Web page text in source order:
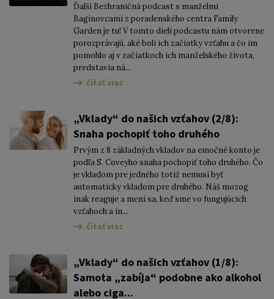
Ďalší Bezhraničná podcast s manželmi
Baginovcami z poradenského centra Family
Garden je tu! V tomto dieli podcastu nám otvorene
porozprávajú, aké boli ich začiatky vzťahu a čo im
pomohlo aj v začiatkoch ich manželského života,
predstavia ná...
čítať viac
„Vklady“ do našich vzťahov (2/8):
Snaha pochopiť toho druhého
Prvým z 8 základných vkladov na emočné konto je
podľa S. Coveyho snaha pochopiť toho druhého. Čo
je vkladom pre jedného totiž nemusí byť
automaticky vkladom pre druhého. Náš mozog
inak reaguje a mení sa, keď sme vo fungujúcich
vzťahoch a in...
čítať viac
„Vklady“ do našich vzťahov (1/8):
Samota „zabíja“ podobne ako alkohol
alebo ciga...